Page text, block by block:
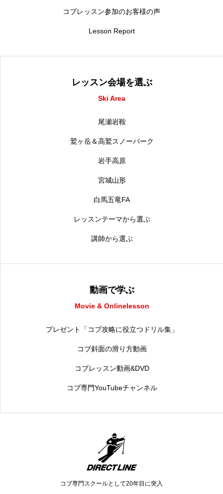
コブレッスン参加のお客様の声
Lesson Report
レッスン会場を選ぶ
Ski Area
尾瀬岩鞍
鷲ヶ岳＆高鷲スノーパーク
岩手高原
宮城山形
白馬五竜FA
レッスンテーマから選ぶ
講師から選ぶ
動画で学ぶ
Movie & Onlinelesson
プレゼント「コブ攻略に役立つドリル集」
コブ斜面の滑り方動画
コブレッスン動画&DVD
コブ専門YouTubeチャンネル
コブ専門スクールとして20年目に突入